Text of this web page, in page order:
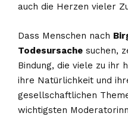
auch die Herzen vieler
Dass Menschen nach
Todesursache suchen,
Bindung, die viele zu ihr
ihre Natürlichkeit und
gesellschaftlichen
wichtigsten